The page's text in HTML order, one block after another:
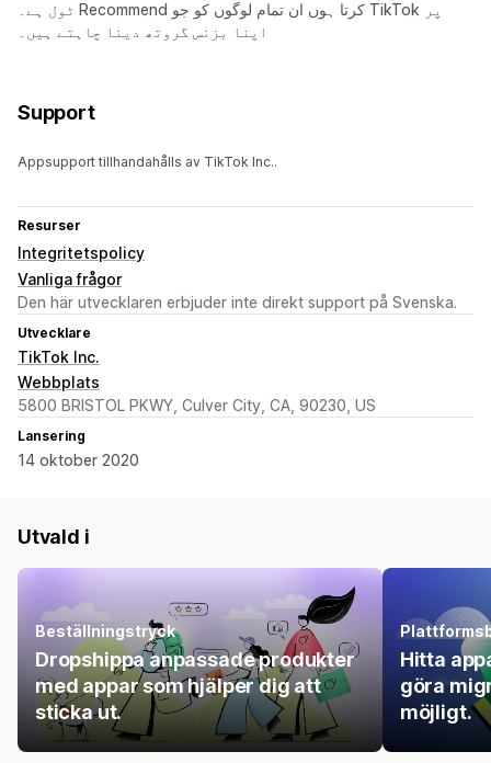
ٹول ہے۔ Recommend کرتا ہوں ان تمام لوگوں کو جو TikTok پر
اپنا بزنس گروتھ دینا چاہتے ہیں۔
Support
Appsupport tillhandahålls av TikTok Inc..
Resurser
Integritetspolicy
Vanliga frågor
Den här utvecklaren erbjuder inte direkt support på Svenska.
Utvecklare
TikTok Inc.
Webbplats
5800 BRISTOL PKWY, Culver City, CA, 90230, US
Lansering
14 oktober 2020
Utvald i
Beställningstryck
Dropshippa anpassade produkter
med appar som hjälper dig att
sticka ut.
Hitta
göra
möjligt.